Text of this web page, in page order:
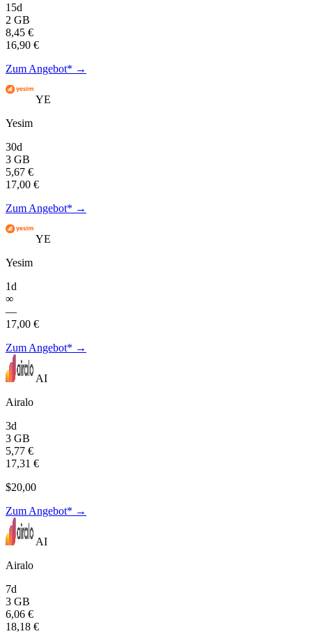
15d
2 GB
8,45 €
16,90 €
Zum Angebot* →
YE
Yesim
30d
3 GB
5,67 €
17,00 €
Zum Angebot* →
YE
Yesim
1d
∞
—
17,00 €
Zum Angebot* →
AI
Airalo
3d
3 GB
5,77 €
17,31 €
$20,00
Zum Angebot* →
AI
Airalo
7d
3 GB
6,06 €
18,18 €